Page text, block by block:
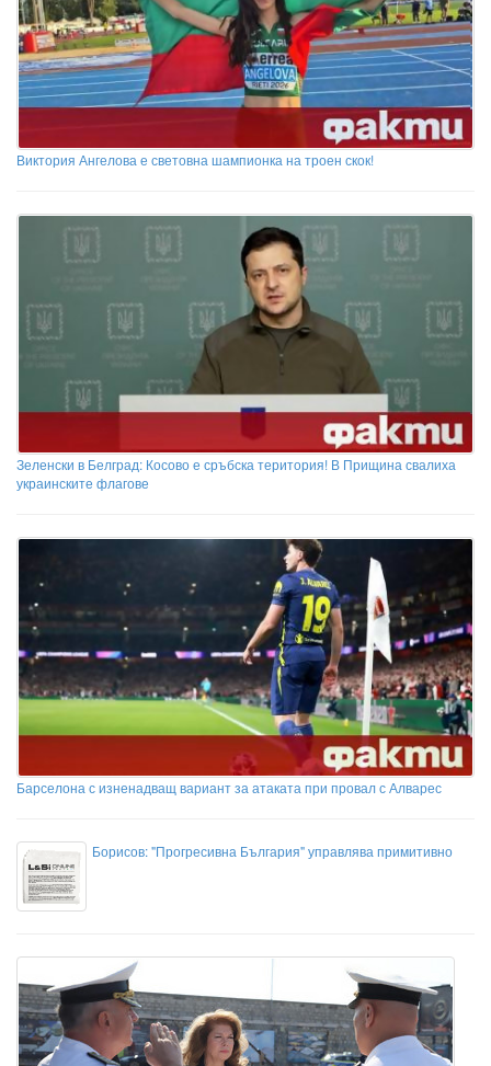
Виктория Ангелова е световна шампионка на троен скок!
Зеленски в Белград: Косово е сръбска територия! В Прищина свалиха
украинските флагове
Барселона с изненадващ вариант за атаката при провал с Алварес
Борисов: "Прогресивна България" управлява примитивно